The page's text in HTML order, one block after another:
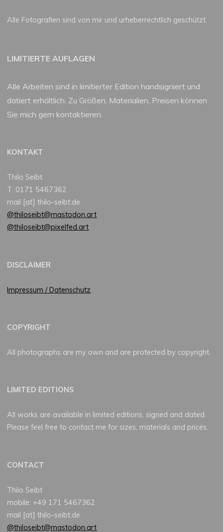
Alle Fotografien sind von mir und urheberrechtlich geschützt.
LIMITIERTE AUFLAGEN
Alle Arbeiten sind in limitierter Edition handsigniert und
datiert erhältlich. Zu Größen, Materialien, Preisen können
Sie mich gern kontaktieren.
KONTAKT
Thilo Seibt
T: 0171 5467362
mail [at] thilo-seibt.de
@thiloseibt@mastodon.art
@thiloseibt@pixelfed.art
DISCLAIMER
Impressum / Datenschutz
COPYRIGHT
All photographs are my own and are protected by copyright.
LIMITED EDITIONS
All works are available in limited editions, signed and dated.
Please feel free to contact me for sizes, materials and prices.
CONTACT
Thilo Seibt
mobile: +49 171 5467362
mail [at] thilo-seibt.de
@thiloseibt@mastodon.art